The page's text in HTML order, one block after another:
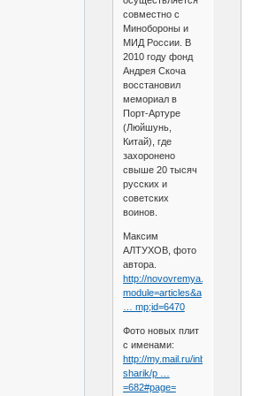
совместно с
Минобороны и
МИД России. В
2010 году фонд
Андрея Скоча
восстановил
мемориал в
Порт-Артуре
(Люйшунь,
Китай), где
захоронено
свыше 20 тысяч
русских и
советских
воинов.
Максим
АЛТУХОВ, фото
автора.
http://novovremya.ru/?
module=articles&a
… mp;id=6470
Фото новых плит
с именами:
http://my.mail.ru/inbox/sharik-
sharik/p …
=682#page=